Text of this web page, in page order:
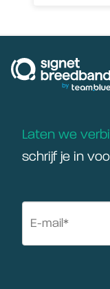
Laten we
schrijf je in